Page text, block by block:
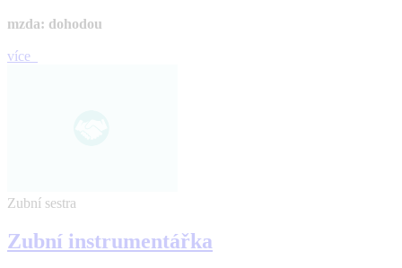
mzda: dohodou
více
Zubní sestra
Zubní instrumentářka